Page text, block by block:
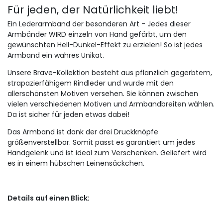
Für jeden, der Natürlichkeit liebt!
Ein Lederarmband der besonderen Art - Jedes dieser
Armbänder WIRD einzeln von Hand gefärbt, um den
gewünschten Hell-Dunkel-Effekt zu erzielen! So ist jedes
Armband ein wahres Unikat.
Unsere Brave-Kollektion besteht aus pflanzlich gegerbtem,
strapazierfähigem Rindleder und wurde mit den
allerschönsten Motiven versehen. Sie können zwischen
vielen verschiedenen Motiven und Armbandbreiten wählen.
Da ist sicher für jeden etwas dabei!
Das Armband ist dank der drei Druckknöpfe
größenverstellbar. Somit passt es garantiert um jedes
Handgelenk und ist ideal zum Verschenken. Geliefert wird
es in einem hübschen Leinensäckchen.
Details auf einen Blick: